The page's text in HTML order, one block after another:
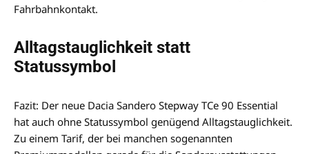
Fahrbahnkontakt.
Alltagstauglichkeit statt
Statussymbol
Fazit: Der neue Dacia Sandero Stepway TCe 90 Essential
hat auch ohne Statussymbol genügend Alltagstauglichkeit.
Zu einem Tarif, der bei manchen sogenannten